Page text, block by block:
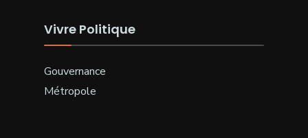
Vivre Politique
Gouvernance
Métropole